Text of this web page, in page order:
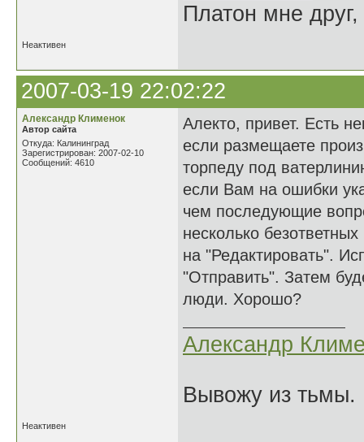
Платон мне
Неактивен
2007-03-19 22:02:22
Александр Клименок
Автор сайта
Откуда: Калининград
Зарегистрирован: 2007-02-10
Сообщений: 4610
Алекто, привет. Есть
если размещаете
торпеду под
если Вам на ошибки
чем последующие
несколько
на "Редактировать".
"Отправить". Затем
люди. Хорошо?
Александр
Вывожу из тьмы.
Неактивен